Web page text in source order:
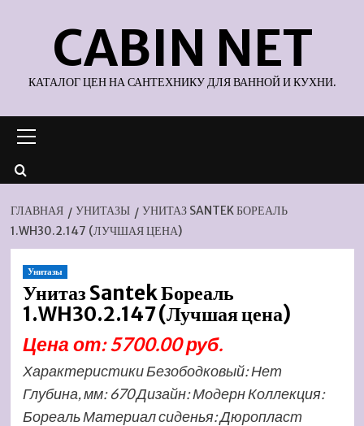
содержимомуCABIN NET
КАТАЛОГ ЦЕН НА САНТЕХНИКУ ДЛЯ ВАННОЙ И КУХНИ.
меню
ГЛАВНАЯ УНИТАЗЫ
УНИТАЗ SANTEK БОРЕАЛЬ
1.WH30.2.147 (ЛУЧШАЯ ЦЕНА)
Унитазы
Унитаз Santek Бореаль
1.WH30.2.147 (Лучшая цена)
Цена от: 5700.00 руб.
Характеристики Безободковый: Нет
Глубина, мм: 670 Дизайн: Модерн Коллекция:
Бореаль Материал сиденья: Дюропласт